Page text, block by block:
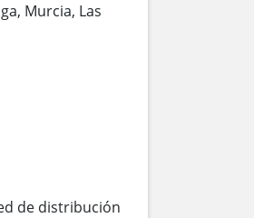
Murcia, Las
de distribución